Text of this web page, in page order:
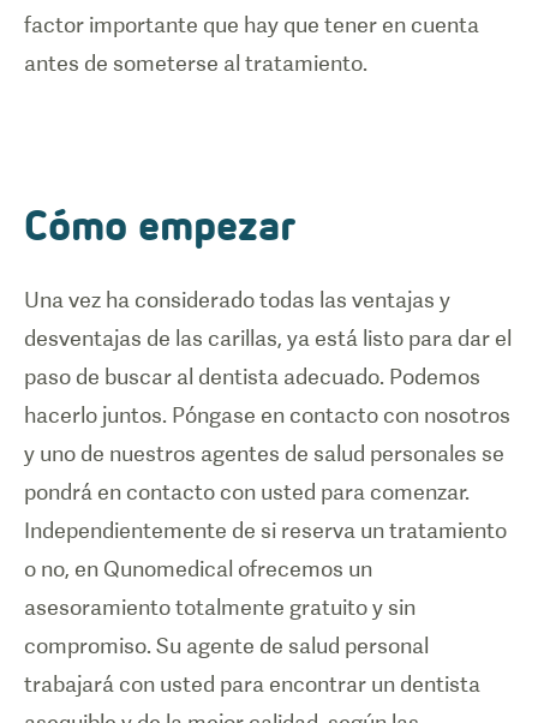
factor importante que hay que tener en cuenta
antes de someterse al tratamiento.
Cómo empezar
Una vez ha considerado todas las ventajas y
desventajas de las carillas, ya está listo para dar el
paso de buscar al dentista adecuado. Podemos
hacerlo juntos. Póngase en contacto con nosotros
y uno de nuestros agentes de salud personales se
pondrá en contacto con usted para comenzar.
Independientemente de si reserva un tratamiento
o no, en Qunomedical ofrecemos un
asesoramiento totalmente gratuito y sin
compromiso. Su agente de salud personal
trabajará con usted para encontrar un dentista